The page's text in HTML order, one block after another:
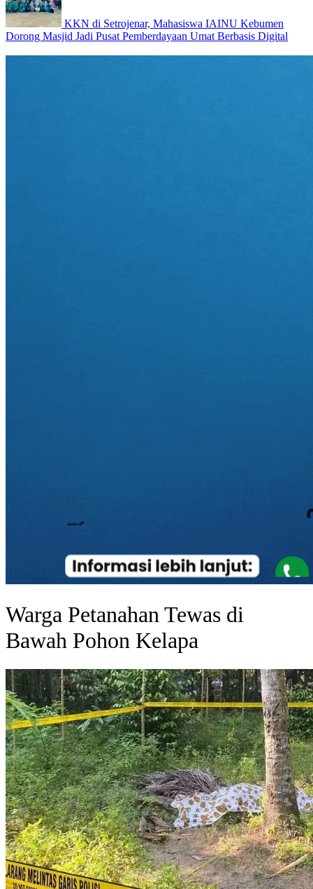
KKN di Setrojenar, Mahasiswa IAINU Kebumen
Dorong Masjid Jadi Pusat Pemberdayaan Umat Berbasis Digital
Warga Petanahan Tewas di
Bawah Pohon Kelapa